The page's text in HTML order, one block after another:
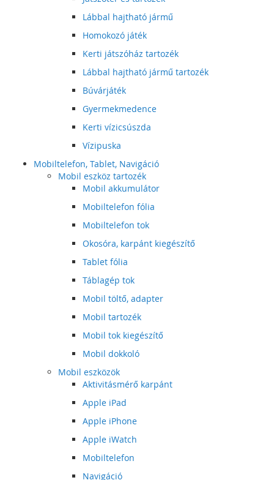
Lábbal hajtható jármű
Homokozó játék
Kerti játszóház tartozék
Lábbal hajtható jármű tartozék
Búvárjáték
Gyermekmedence
Kerti vízicsúszda
Vízipuska
Mobiltelefon, Tablet, Navigáció
Mobil eszköz tartozék
Mobil akkumulátor
Mobiltelefon fólia
Mobiltelefon tok
Okosóra, karpánt kiegészítő
Tablet fólia
Táblagép tok
Mobil töltő, adapter
Mobil tartozék
Mobil tok kiegészítő
Mobil dokkoló
Mobil eszközök
Aktivitásmérő karpánt
Apple iPad
Apple iPhone
Apple iWatch
Mobiltelefon
Navigáció